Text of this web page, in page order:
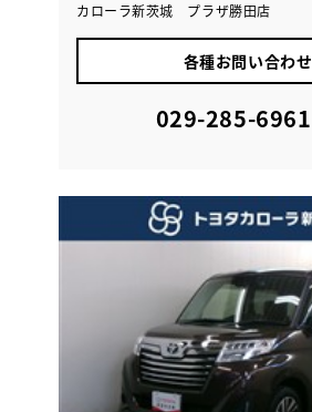
カローラ新茨城 プラザ勝田店
各種お問い合わせ
029-285-6961